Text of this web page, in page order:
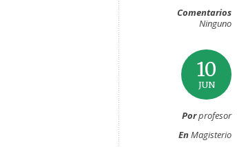
Comentarios
Ninguno
10
JUN
Porprofesor
EnMagisterio